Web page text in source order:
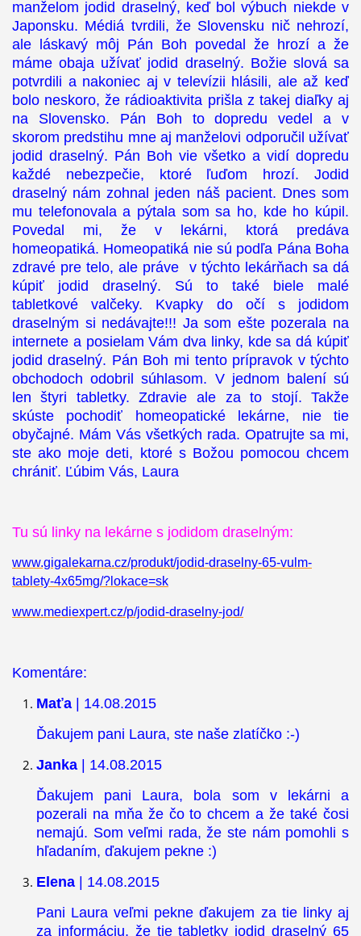
manželom jodid draselný, keď bol výbuch niekde v
Japonsku. Médiá tvrdili, že Slovensku nič nehrozí,
ale láskavý môj Pán Boh povedal že hrozí a že
máme obaja užívať jodid draselný. Božie slová sa
potvrdili a nakoniec aj v televízii hlásili, ale až keď
bolo neskoro, že rádioaktivita prišla z takej diaľky aj
na Slovensko. Pán Boh to dopredu vedel a v
skorom predstihu mne aj manželovi odporučil užívať
jodid draselný. Pán Boh vie všetko a vidí dopredu
každé nebezpečie, ktoré ľuďom hrozí. Jodid
draselný nám zohnal jeden náš pacient. Dnes som
mu telefonovala a pýtala som sa ho, kde ho kúpil.
Povedal mi, že v lekárni, ktorá predáva
homeopatiká. Homeopatiká nie sú podľa Pána Boha
zdravé pre telo, ale práve v týchto lekárňach sa dá
kúpiť jodid draselný. Sú to také biele malé
tabletkové valčeky. Kvapky do očí s jodidom
draselným si nedávajte!!! Ja som ešte pozerala na
internete a posielam Vám dva linky, kde sa dá kúpiť
jodid draselný. Pán Boh mi tento prípravok v týchto
obchodoch odobril súhlasom. V jednom balení sú
len štyri tabletky. Zdravie ale za to stojí. Takže
skúste pochodiť homeopatické lekárne, nie tie
obyčajné. Mám Vás všetkých rada. Opatrujte sa mi,
ste ako moje deti, ktoré s Božou pomocou chcem
chrániť. Ľúbim Vás, Laura
Tu sú linky na lekárne s jodidom draselným:
www.gigalekarna.cz/produkt/jodid-draselny-65-vulm-
tablety-4x65mg/?lokace=sk
www.mediexpert.cz/p/jodid-draselny-jod/
Komentáre:
Maťa| 14.08.2015
Ďakujem pani Laura, ste naše zlatíčko :-)
Janka| 14.08.2015
Ďakujem pani Laura, bola som v lekárni a
pozerali na mňa že čo to chcem a že také čosi
nemajú. Som veľmi rada, že ste nám pomohli s
hľadaním, ďakujem pekne :)
Elena| 14.08.2015
Pani Laura veľmi pekne ďakujem za tie linky aj
za informáciu, že tie tabletky jodid draselný 65